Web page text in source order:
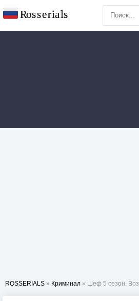
ROSSERIALS » Криминал » Шеф 5 сезон.